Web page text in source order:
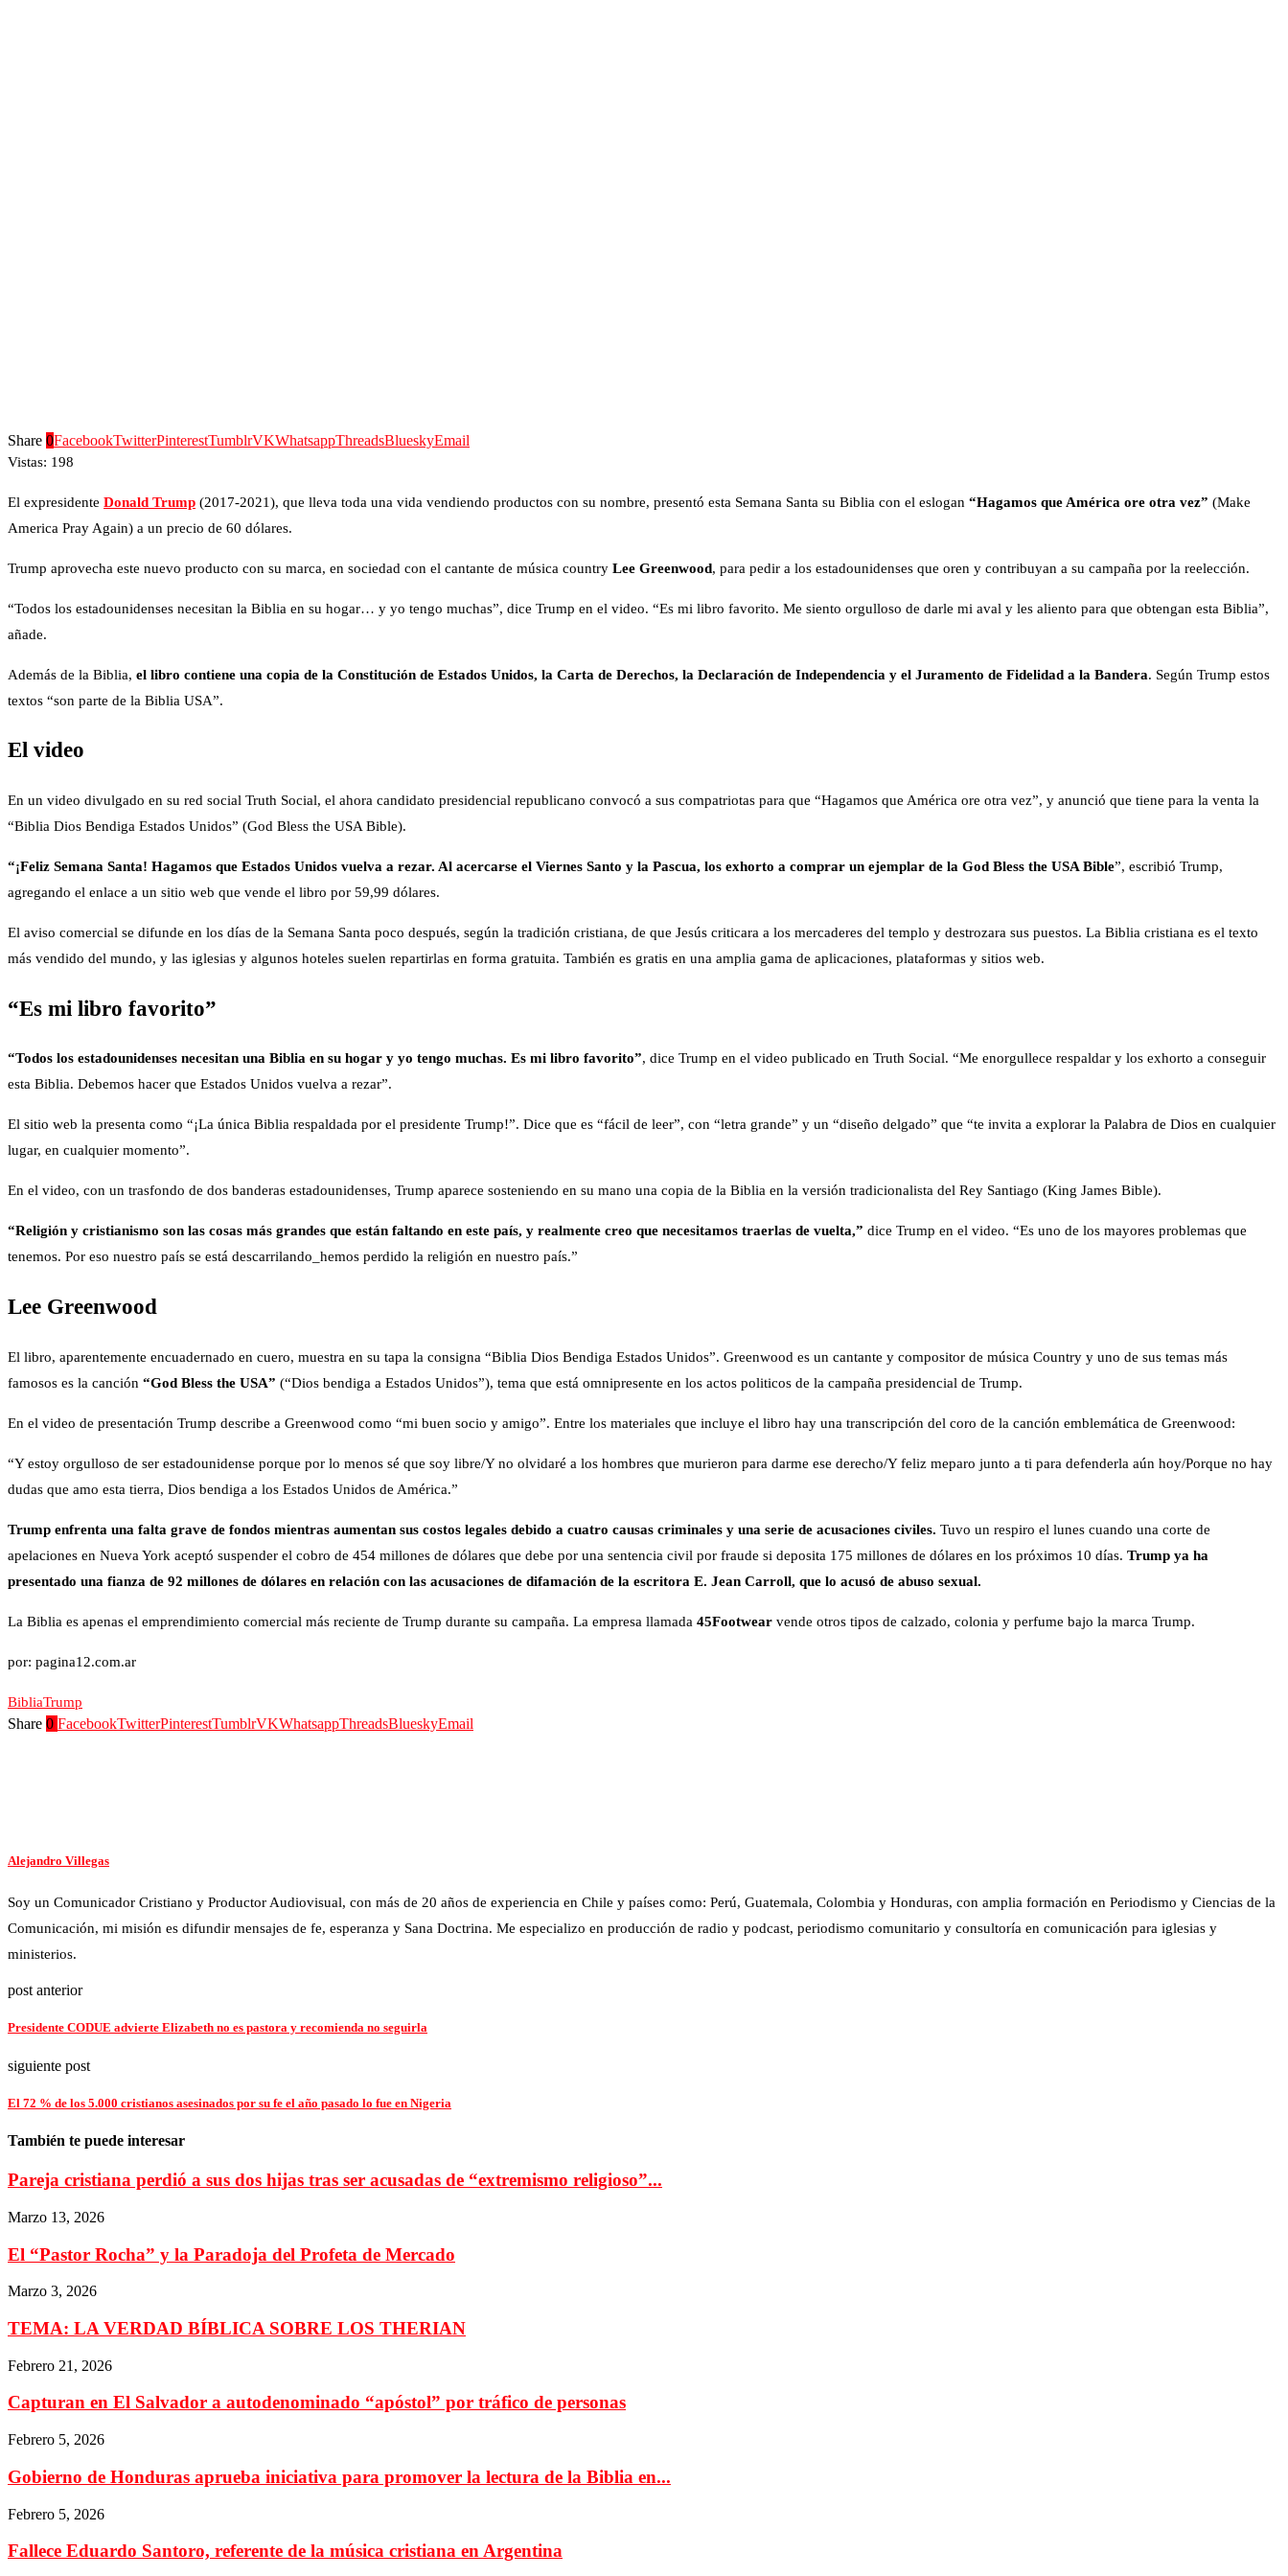
Share 0FacebookTwitterPinterestTumblrVKWhatsappThreadsBlueskyEmail
Vistas: 198
El expresidente Donald Trump (2017-2021), que lleva toda una vida vendiendo productos con su nombre, presentó esta Semana Santa su Biblia con el eslogan “Hagamos que América ore otra vez” (Make
America Pray Again) a un precio de 60 dólares.
Trump aprovecha este nuevo producto con su marca, en sociedad con el cantante de música country Lee Greenwood, para pedir a los estadounidenses que oren y contribuyan a su campaña por la reelección.
“Todos los estadounidenses necesitan la Biblia en su hogar… y yo tengo muchas”, dice Trump en el video. “Es mi libro favorito. Me siento orgulloso de darle mi aval y les aliento para que obtengan esta Biblia”,
añade.
Además de la Biblia, el libro contiene una copia de la Constitución de Estados Unidos, la Carta de Derechos, la Declaración de Independencia y el Juramento de Fidelidad a la Bandera. Según Trump estos
textos “son parte de la Biblia USA”.
El video
En un video divulgado en su red social Truth Social, el ahora candidato presidencial republicano convocó a sus compatriotas para que “Hagamos que América ore otra vez”, y anunció que tiene para la venta la
“Biblia Dios Bendiga Estados Unidos” (God Bless the USA Bible).
“¡Feliz Semana Santa! Hagamos que Estados Unidos vuelva a rezar. Al acercarse el Viernes Santo y la Pascua, los exhorto a comprar un ejemplar de la God Bless the USA Bible”, escribió Trump,
agregando el enlace a un sitio web que vende el libro por 59,99 dólares.
El aviso comercial se difunde en los días de la Semana Santa poco después, según la tradición cristiana, de que Jesús criticara a los mercaderes del templo y destrozara sus puestos. La Biblia cristiana es el texto
más vendido del mundo, y las iglesias y algunos hoteles suelen repartirlas en forma gratuita. También es gratis en una amplia gama de aplicaciones, plataformas y sitios web.
“Es mi libro favorito”
“Todos los estadounidenses necesitan una Biblia en su hogar y yo tengo muchas. Es mi libro favorito”, dice Trump en el video publicado en Truth Social. “Me enorgullece respaldar y los exhorto a conseguir
esta Biblia. Debemos hacer que Estados Unidos vuelva a rezar”.
El sitio web la presenta como “¡La única Biblia respaldada por el presidente Trump!”. Dice que es “fácil de leer”, con “letra grande” y un “diseño delgado” que “te invita a explorar la Palabra de Dios en cualquier
lugar, en cualquier momento”.
En el video, con un trasfondo de dos banderas estadounidenses, Trump aparece sosteniendo en su mano una copia de la Biblia en la versión tradicionalista del Rey Santiago (King James Bible).
“Religión y cristianismo son las cosas más grandes que están faltando en este país, y realmente creo que necesitamos traerlas de vuelta,” dice Trump en el video. “Es uno de los mayores problemas que
tenemos. Por eso nuestro país se está descarrilando_hemos perdido la religión en nuestro país.”
Lee Greenwood
El libro, aparentemente encuadernado en cuero, muestra en su tapa la consigna “Biblia Dios Bendiga Estados Unidos”. Greenwood es un cantante y compositor de música Country y uno de sus temas más
famosos es la canción “God Bless the USA” (“Dios bendiga a Estados Unidos”), tema que está omnipresente en los actos politicos de la campaña presidencial de Trump.
En el video de presentación Trump describe a Greenwood como “mi buen socio y amigo”. Entre los materiales que incluye el libro hay una transcripción del coro de la canción emblemática de Greenwood:
“Y estoy orgulloso de ser estadounidense porque por lo menos sé que soy libre/Y no olvidaré a los hombres que murieron para darme ese derecho/Y feliz meparo junto a ti para defenderla aún hoy/Porque no hay
dudas que amo esta tierra, Dios bendiga a los Estados Unidos de América.”
Trump enfrenta una falta grave de fondos mientras aumentan sus costos legales debido a cuatro causas criminales y una serie de acusaciones civiles. Tuvo un respiro el lunes cuando una corte de
apelaciones en Nueva York aceptó suspender el cobro de 454 millones de dólares que debe por una sentencia civil por fraude si deposita 175 millones de dólares en los próximos 10 días. Trump ya ha
presentado una fianza de 92 millones de dólares en relación con las acusaciones de difamación de la escritora E. Jean Carroll, que lo acusó de abuso sexual.
La Biblia es apenas el emprendimiento comercial más reciente de Trump durante su campaña. La empresa llamada 45Footwear vende otros tipos de calzado, colonia y perfume bajo la marca Trump.
por: pagina12.com.ar
BibliaTrump
Share 0 FacebookTwitterPinterestTumblrVKWhatsappThreadsBlueskyEmail
Alejandro Villegas
Soy un Comunicador Cristiano y Productor Audiovisual, con más de 20 años de experiencia en Chile y países como: Perú, Guatemala, Colombia y Honduras, con amplia formación en Periodismo y Ciencias de la
Comunicación, mi misión es difundir mensajes de fe, esperanza y Sana Doctrina. Me especializo en producción de radio y podcast, periodismo comunitario y consultoría en comunicación para iglesias y
ministerios.
post anterior
Presidente CODUE advierte Elizabeth no es pastora y recomienda no seguirla
siguiente post
El 72 % de los 5.000 cristianos asesinados por su fe el año pasado lo fue en Nigeria
También te puede interesar
Pareja cristiana perdió a sus dos hijas tras ser acusadas de “extremismo religioso”...
Marzo 13, 2026
El “Pastor Rocha” y la Paradoja del Profeta de Mercado
Marzo 3, 2026
TEMA: LA VERDAD BÍBLICA SOBRE LOS THERIAN
Febrero 21, 2026
Capturan en El Salvador a autodenominado “apóstol” por tráfico de personas
Febrero 5, 2026
Gobierno de Honduras aprueba iniciativa para promover la lectura de la Biblia en...
Febrero 5, 2026
Fallece Eduardo Santoro, referente de la música cristiana en Argentina